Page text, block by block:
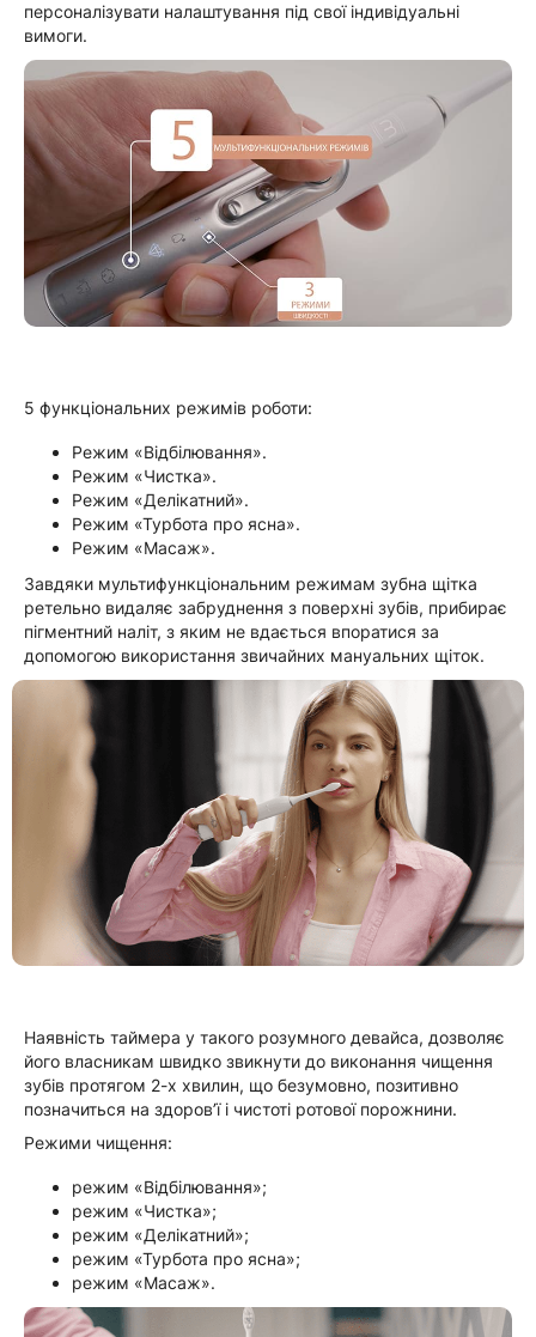
персоналізувати налаштування під свої індивідуальні
вимоги.
5 функціональних режимів роботи:
Режим «Відбілювання».
Режим «Чистка».
Режим «Делікатний».
Режим «Турбота про ясна».
Режим «Масаж».
Завдяки мультифункціональним режимам зубна щітка
ретельно видаляє забруднення з поверхні зубів, прибирає
пігментний наліт, з яким не вдається впоратися за
допомогою використання звичайних мануальних щіток.
Наявність таймера у такого розумного девайса, дозволяє
його власникам швидко звикнути до виконання чищення
зубів протягом 2-х хвилин, що безумовно, позитивно
позначиться на здоров’ї і чистоті ротової порожнини.
Режими чищення:
режим «Відбілювання»;
режим «Чистка»;
режим «Делікатний»;
режим «Турбота про ясна»;
режим «Масаж».